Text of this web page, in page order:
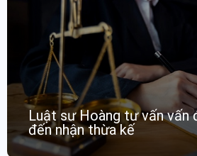
Luật sư Hoàng tư vấn vấn
đến nhận thừa kế